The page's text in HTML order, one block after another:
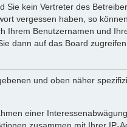
Sie kein Vertreter des
vergessen haben, so
Ihrem Benutzernamen und
dann auf das Board zugreifen
und oben näher
einer